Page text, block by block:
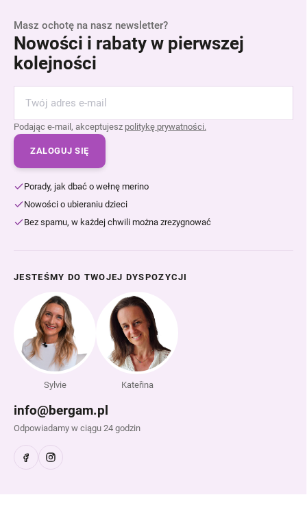
Masz ochotę na nasz newsletter?
Nowości i rabaty w pierwszej
kolejności
Podając e-mail, akceptujesz politykę prywatności.
ZALOGUJ SIĘ
Porady, jak dbać o wełnę merino
Nowości o ubieraniu dzieci
Bez spamu, w każdej chwili można zrezygnować
JESTEŚMY DO TWOJEJ DYSPOZYCJI
Sylvie Kateřina
info@bergam.pl
Odpowiadamy w ciągu 24 godzin